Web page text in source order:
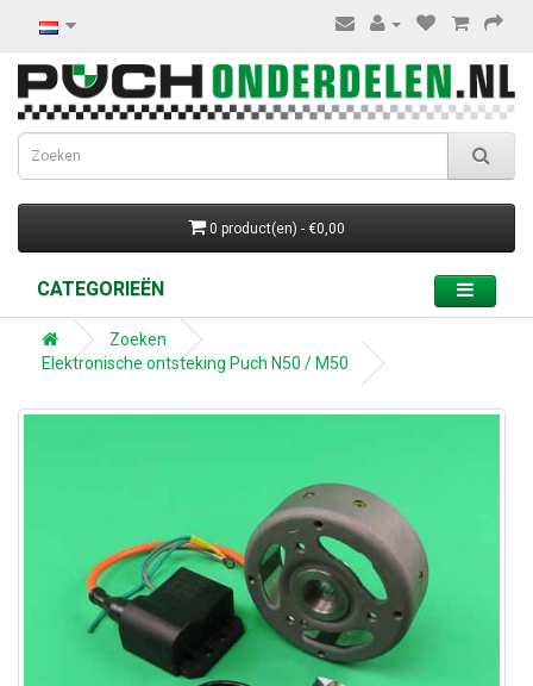
0 product(en) - €0,00
CATEGORIEËN
Zoeken
Elektronische ontsteking Puch N50 / M50